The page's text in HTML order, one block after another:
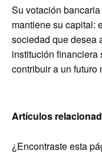
Su votación
mantiene su capital:
sociedad que desea
institución
contribuir a un futuro
Artículos
¿Encontraste esta